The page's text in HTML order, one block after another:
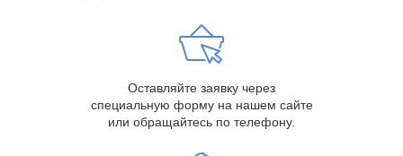
Оставляйте заявку через
специальную форму на нашем сайте
или обращайтесь по телефону.